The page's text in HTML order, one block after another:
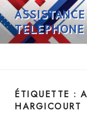
Aller
au
contenu
principal
TELEPHONE
ÉTIQUETTE :
HARGICOURT